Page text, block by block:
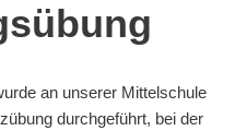
an unserer Mittelschule
durchgeführt, bei der